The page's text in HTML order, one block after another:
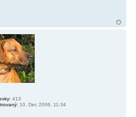
413
10. Dec 2006, 11:34